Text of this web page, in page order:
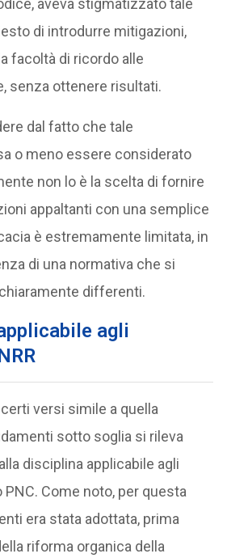
di introdurre mitigazioni,
facoltà di ricordo alle
senza ottenere risultati.
dal fatto che tale
o meno essere considerato
non lo è la scelta di fornire
appaltanti con una semplice
è estremamente limitata, in
di una normativa che si
differenti.
agli
versi simile a quella
sotto soglia si rileva
disciplina applicabile agli
PNC. Come noto, per questa
era stata adottata, prima
riforma organica della